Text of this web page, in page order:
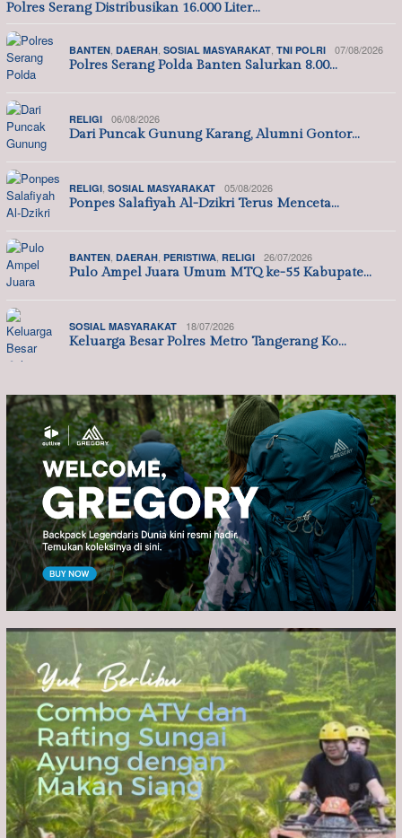
Polres Serang Distribusikan 16.000 Liter…
BANTEN DAERAH SOSIAL MASYARAKAT TNI POLRI 07/08/2026
Polres Serang Polda Banten Salurkan 8.00…
RELIGI 06/08/2026
Dari Puncak Gunung Karang, Alumni Gontor…
RELIGI SOSIAL MASYARAKAT 05/08/2026
Ponpes Salafiyah Al-Dzikri Terus Menceta…
BANTEN DAERAH PERISTIWA RELIGI 26/07/2026
Pulo Ampel Juara Umum MTQ ke-55 Kabupate…
SOSIAL MASYARAKAT 18/07/2026
Keluarga Besar Polres Metro Tangerang Ko…